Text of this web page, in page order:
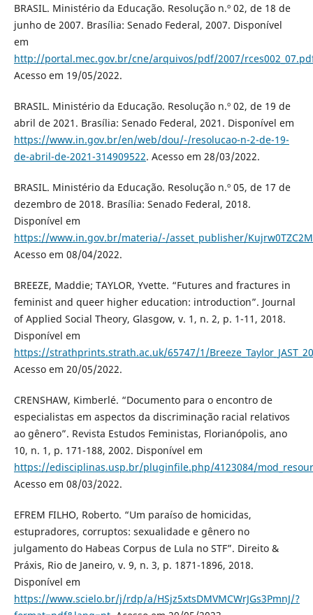
BRASIL. Ministério da Educação. Resolução n.º 02, de 18 de
junho de 2007. Brasília: Senado Federal, 2007. Disponível
em
http://portal.mec.gov.br/cne/arquivos/pdf/2007/
Acesso em 19/05/2022.
BRASIL. Ministério da Educação. Resolução n.º 02, de 19 de
abril de 2021. Brasília: Senado Federal, 2021. Disponível em
https://www.in.gov.br/en/web/dou/-/resolucao-n-2-de-19-
de-abril-de-2021-314909522. Acesso em 28/03/2022.
BRASIL. Ministério da Educação. Resolução n.º 05, de 17 de
dezembro de 2018. Brasília: Senado Federal, 2018.
Disponível em
https://www.in.gov.br/materia/-/asset_publisher/
Acesso em 08/04/2022.
BREEZE, Maddie; TAYLOR, Yvette. “Futures and fractures in
feminist and queer higher education: introduction”. Journal
of Applied Social Theory, Glasgow, v. 1, n. 2, p. 1-11, 2018.
Disponível em
https://strathprints.strath.ac.uk/65747/1/
Acesso em 20/05/2022.
CRENSHAW, Kimberlé. “Documento para o encontro de
especialistas em aspectos da discriminação racial relativos
ao gênero”. Revista Estudos Feministas, Florianópolis, ano
10, n. 1, p. 171-188, 2002. Disponível em
https://edisciplinas.usp.br/pluginfile.php/4123084/
Acesso em 08/03/2022.
EFREM FILHO, Roberto. “Um paraíso de homicidas,
estupradores, corruptos: sexualidade e gênero no
julgamento do Habeas Corpus de Lula no STF”. Direito &
Práxis, Rio de Janeiro, v. 9, n. 3, p. 1871-1896, 2018.
Disponível em
https://www.scielo.br/j/rdp/a/HSjz5xtsDMVMCWrJGs3PmnJ/?